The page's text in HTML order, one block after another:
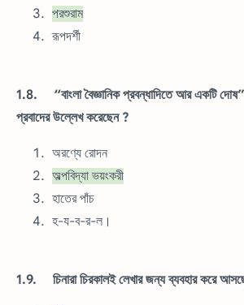
পরশুরাম
রূপদর্শী
1.8. “বাংলা বৈজ্ঞানিক প্রবন্ধাদিতে আর একটি
প্রবাদের উল্লেখ করেছেন ?
অরণ্যে রোদন
অল্পবিদ্যা ভয়ংকরী
হাতের পাঁচ
হ-য-ব-র-ল।
1.9. চিনারা চিরকালই লেখার জন্য ব্যবহার করে